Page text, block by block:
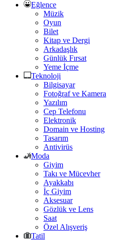
Eğlence
Müzik
Oyun
Bilet
Kitap ve Dergi
Arkadaşlık
Günlük Fırsat
Yeme İçme
Teknoloji
Bilgisayar
Fotoğraf ve Kamera
Yazılım
Cep Telefonu
Elektronik
Domain ve Hosting
Tasarım
Antivirüs
Moda
Giyim
Takı ve Mücevher
Ayakkabı
İç Giyim
Aksesuar
Gözlük ve Lens
Saat
Özel Alışveriş
Tatil